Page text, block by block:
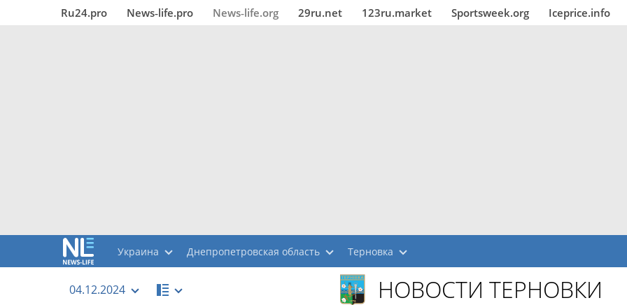
Ru24.pro News‑life.pro News‑life.org 29ru.net 123ru.market Sportsweek.org Iceprice.info
Украина Днепропетровская область Терновка
04.12.2024 НОВОСТИ ТЕРНОВКИ